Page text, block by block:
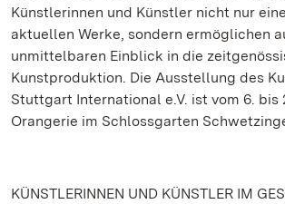
Künstlerinnen und Künstler nicht nur
aktuellen Werke, sondern ermöglichen
unmittelbaren Einblick in die
Kunstproduktion. Die Ausstellung des
Stuttgart International e.V. ist vom 6. bis
Orangerie im Schlossgarten
KÜNSTLERINNEN UND KÜNSTLER IM